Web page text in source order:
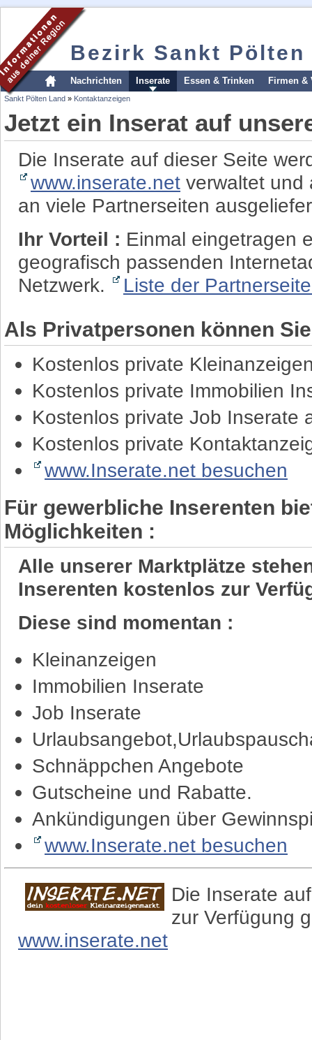
Bezirk Sankt Pölten
Nachrichten Inserate Essen & Trinken Firmen &
Sankt Pölten Land » Kontaktanzeigen
Jetzt ein Inserat auf
Die Inserate auf dieser Seite
www.inserate.net verwaltet und
an viele Partnerseiten
Ihr Vorteil : Einmal eingetragen
geografisch passenden
Netzwerk.
Liste der
Als Privatpersonen können
Kostenlos private
Kostenlos private Immobilien
Kostenlos private Job Inserate
Kostenlos private
www.Inserate.net besuchen
Für gewerbliche Inserenten
Möglichkeiten :
Alle unserer Marktplätze
Inserenten kostenlos zur
Diese sind momentan :
Kleinanzeigen
Immobilien Inserate
Job Inserate
Schnäppchen Angebote
Gutscheine und Rabatte.
Ankündigungen über
www.Inserate.net besuchen
Die Inserate
zur Verfügung
www.inserate.net